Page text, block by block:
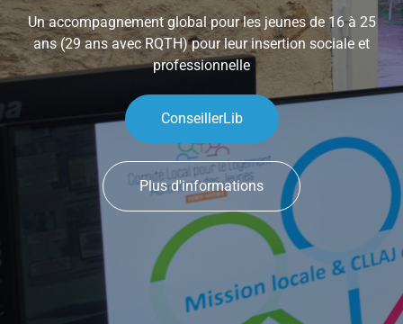
Un accompagnement global pour les jeunes de 16 à 25
ans (29 ans avec RQTH) pour leur insertion sociale et
professionnelle
ConseillerLib
Plus d'informations